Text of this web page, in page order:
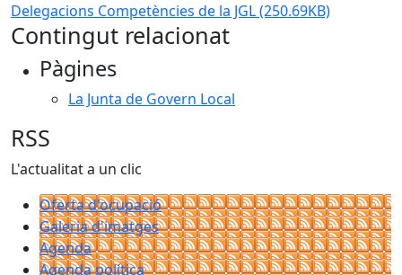
Delegacions Competències de la JGL(250.69KB)
Contingut relacionat
Pàgines
La Junta de Govern Local
RSS
L'actualitat a un clic
Oferta d'ocupació
Galeria d'imatges
Agenda
Agenda política